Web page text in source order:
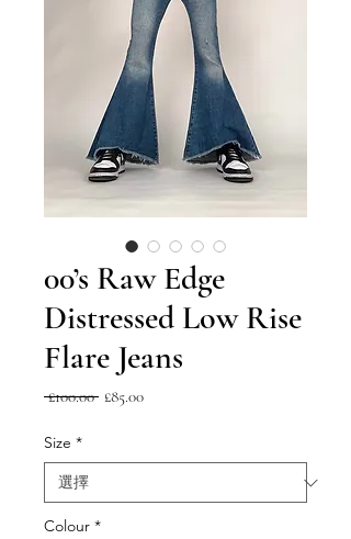
00’s Raw Edge
Distressed Low Rise
Flare Jeans
£100.00 一£85.00促
Size *
Colour *